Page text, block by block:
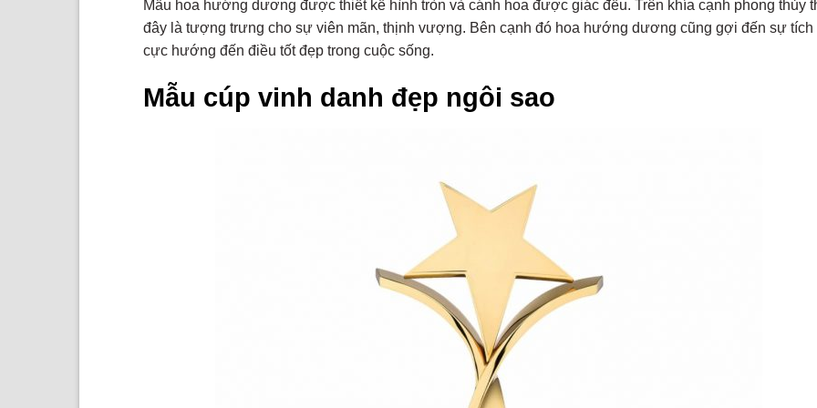
Mẫu hoa hướng dương được thiết kế hình tròn và cánh hoa được giác đều. Trên khía cạnh phong thủy
đây là tượng trưng cho sự viên mãn, thịnh vượng. Bên cạnh đó hoa hướng dương cũng gợi đến sự tích
cực hướng đến điều tốt đẹp trong cuộc sống.
Mẫu cúp vinh danh đẹp ngôi sao